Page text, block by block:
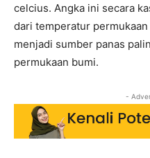
celcius. Angka ini secara
dari temperatur
menjadi sumber panas
permukaan bumi.
-